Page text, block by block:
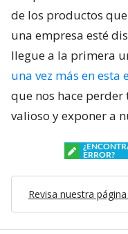
de los productos
una empresa esté
llegue a la primera
una vez más en esta
que nos hace
valioso y exponer a
ERROR?
Revisa nuestra